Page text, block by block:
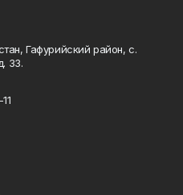
Гафурийский район, с.
33.